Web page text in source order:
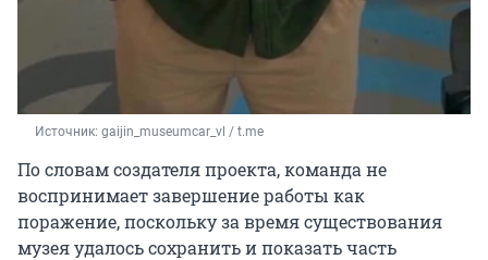
Источник: gaijin_museumcar_vl / t.me
По словам создателя проекта, команда не
воспринимает завершение работы как
поражение, поскольку за время существования
музея удалось сохранить и показать часть